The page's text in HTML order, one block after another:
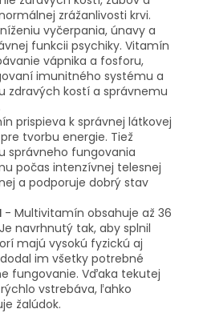
zrážanlivosti krvi.
vyčerpania, únavy a
funkcii psychiky. Vitamín
vápnika a fosforu,
imunitného systému a
zdravých kostí a správnemu
prispieva k správnej látkovej
tvorbu energie. Tiež
správneho fungovania
počas intenzívnej telesnej
a podporuje dobrý stav
- Multivitamín obsahuje až 36
navrhnutý tak, aby splnil
majú vysokú fyzickú aj
im všetky potrebné
fungovanie. Vďaka tekutej
vstrebáva, ľahko
žalúdok.